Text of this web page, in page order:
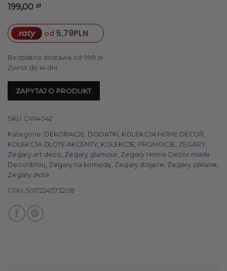
199,00 zł.
raty od 5,79PLN
Bezpłatna dostawa od 999 zł
Zwrot do 14 dni
ZAPYTAJ O PRODUKT
SKU: DW4042
Kategorie: DEKORACJE, DODATKI, KOLEKCJA HOME DECOR,
KOLEKCJA ZŁOTE AKCENTY, KOLEKCJE, PROMOCJE, ZEGARY,
Zegary art deco, Zegary glamour, Zegary Home Decor marki
Decor&You, Zegary na komodę, Zegary stojące, Zegary szklane,
Zegary złote
GTIN: 5017224573208